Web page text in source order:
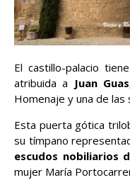
El castillo-palacio
atribuida a Juan Guas
Homenaje y una de
Esta puerta gótica
su tímpano
escudos nobiliarios
mujer María